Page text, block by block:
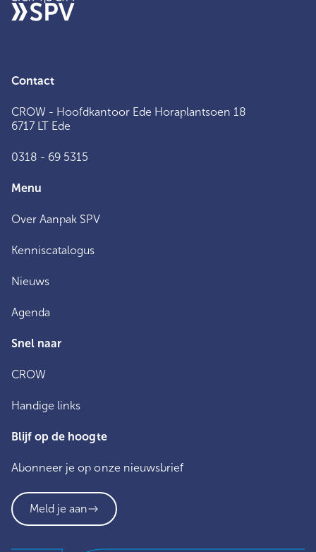
Contact
CROW - Hoofdkantoor Ede Horaplantsoen 18
6717 LT Ede
0318 - 69 5315
Menu
Over Aanpak SPV
Kenniscatalogus
Nieuws
Agenda
Snel naar
CROW
Handige links
Blijf op de hoogte
Abonneer je op onze nieuwsbrief
Meld je aan